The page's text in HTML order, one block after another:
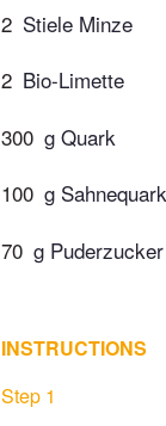
2 Stiele Minze
2 Bio-Limette
300 g Quark
100 g Sahnequark
70 g Puderzucker
INSTRUCTIONS
Step 1